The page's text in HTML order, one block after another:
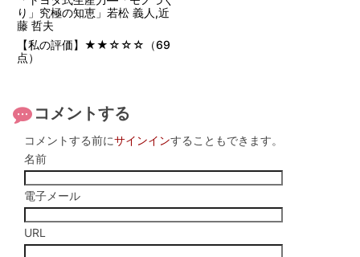
り」究極の知恵」若松 義人,近
藤 哲夫
【私の評価】★★☆☆☆（69
点）
コメントする
コメントする前にサインインすることもできます。
名前
電子メール
URL